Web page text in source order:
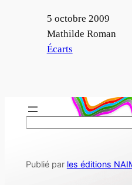
Date
5 octobre 2009
Auteur
Mathilde Roman
Par rapport à
Écarts
h
Publié par les éditions